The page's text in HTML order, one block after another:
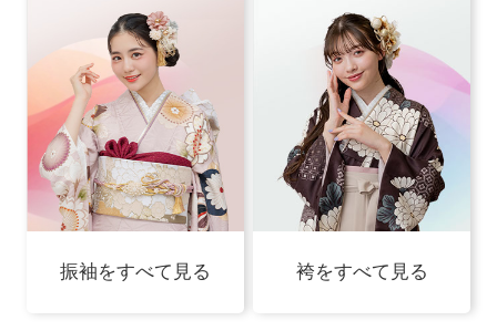
振袖をすべて見る 袴をすべて見る